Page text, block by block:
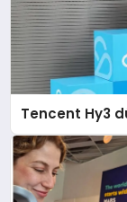
Tencent Hy3